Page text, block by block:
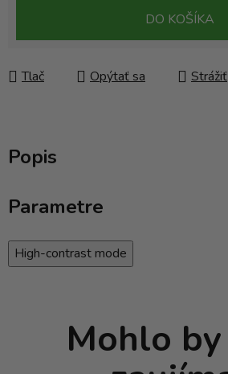
DO KOŠÍKA
Tlač Opýtať sa Strážiť
Popis
Parametre
High-contrast mode
Mohlo